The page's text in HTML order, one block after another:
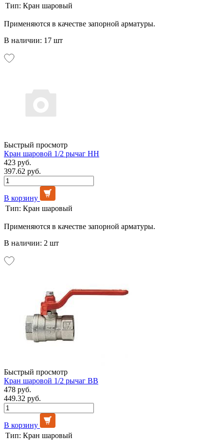
Тип: Кран шаровый
Применяются в качестве запорной арматуры.
В наличии: 17 шт
Быстрый просмотр
Кран шаровой 1/2 рычаг НН
423 руб.
397.62 руб.
В корзину
Тип: Кран шаровый
Применяются в качестве запорной арматуры.
В наличии: 2 шт
Быстрый просмотр
Кран шаровой 1/2 рычаг ВВ
478 руб.
449.32 руб.
В корзину
Тип: Кран шаровый